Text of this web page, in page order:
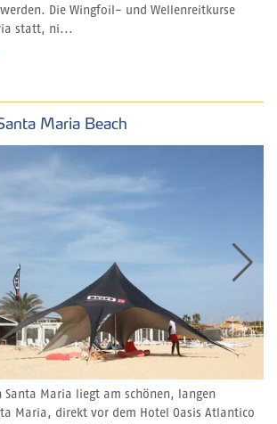
Die Wingfoil- und Wellenreitkurse
statt, ni...
Maria Beach
Santa Maria liegt am schönen, langen
Maria, direkt vor dem Hotel Oasis Atlantico